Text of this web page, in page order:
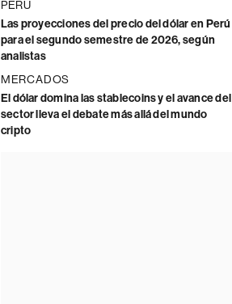
PERÚ
Las proyecciones del precio del dólar en Perú
para el segundo semestre de 2026, según
analistas
MERCADOS
El dólar domina las stablecoins y el avance del
sector lleva el debate más allá del mundo
cripto